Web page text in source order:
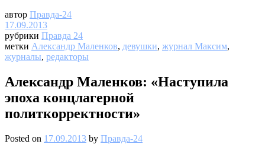
автор Правда-24
17.09.2013
рубрики Правда 24
метки Александр Маленков, девушки, журнал Максим,
журналы, редакторы
Александр Маленков: «Наступила
эпоха концлагерной
политкорректности»
Posted on 17.09.2013 by Правда-24